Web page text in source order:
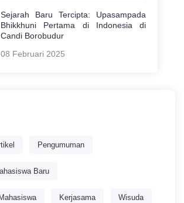
Sejarah Baru Tercipta: Upasampada
Bhikkhuni Pertama di Indonesia di
Candi Borobudur
08 Februari 2025
Pengumuman
Baru
Kerjasama Wisuda